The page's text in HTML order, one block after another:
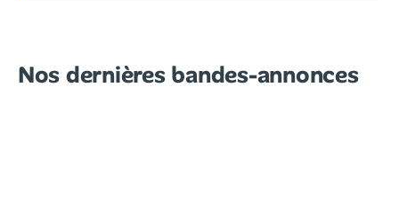
Nos dernières bandes-annonces